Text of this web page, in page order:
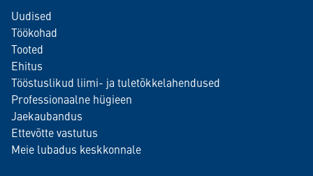
Uudised
Töökohad
Tooted
Ehitus
Tööstuslikud liimi- ja tuletõkkelahendused
Professionaalne hügieen
Jaekaubandus
Ettevõtte vastutus
Meie lubadus keskkonnale